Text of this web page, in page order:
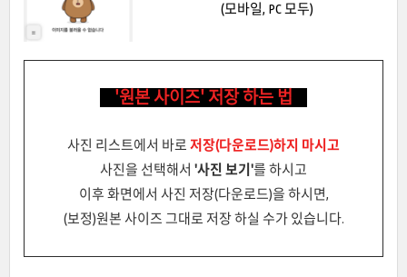
(모바일, PC 모두)
'원본 사이즈' 저장 하는 법
사진 리스트에서 바로 저장(다운로드)하지 마시고
사진을 선택해서 '사진 보기'를 하시고
이후 화면에서 사진 저장(다운로드)을 하시면,
(보정)원본 사이즈 그대로 저장 하실 수가 있습니다.